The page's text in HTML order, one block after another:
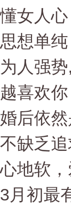
懂女人
思想单
为人强
越喜欢
婚后依
不缺乏
心地软
3月初最